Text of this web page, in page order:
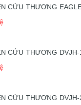
CỨU THƯƠNG
CỨU THƯƠNG DVJH-
CỨU THƯƠNG DVJH-